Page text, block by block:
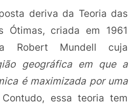
deriva da Teoria das
Ótimas, criada em 1961
Robert Mundell cuja
geográfica em que a
é maximizada por uma
essa teoria tem